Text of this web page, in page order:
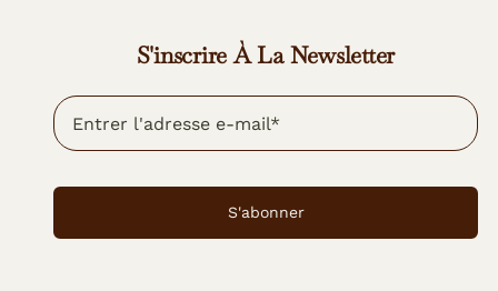
S'inscrire À La Newsletter
S'abonner